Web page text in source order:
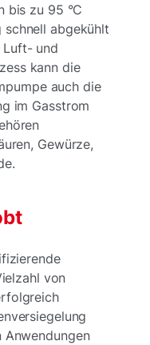
bis zu 95 °C
schnell abgekühlt
Luft- und
kann die
auch die
im Gasstrom
Gewürze,
von
Anwendungen